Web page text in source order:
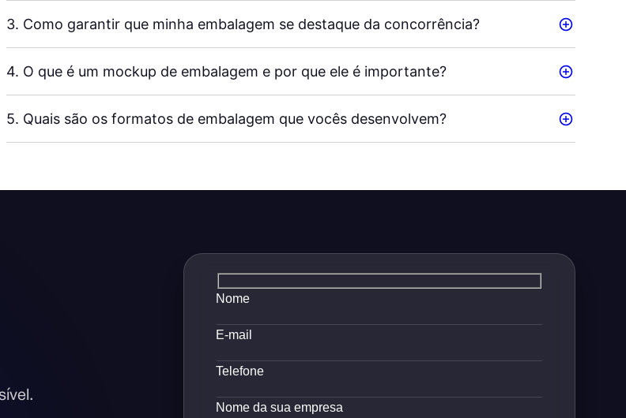
3. Como garantir que minha embalagem se destaque da concorrência?
4. O que é um mockup de embalagem e por que ele é importante?
5. Quais são os formatos de embalagem que vocês desenvolvem?